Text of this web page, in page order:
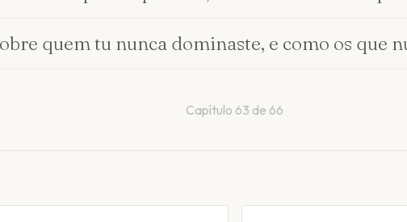
quem tu nunca dominaste, e como os que
Capítulo 63 de 66